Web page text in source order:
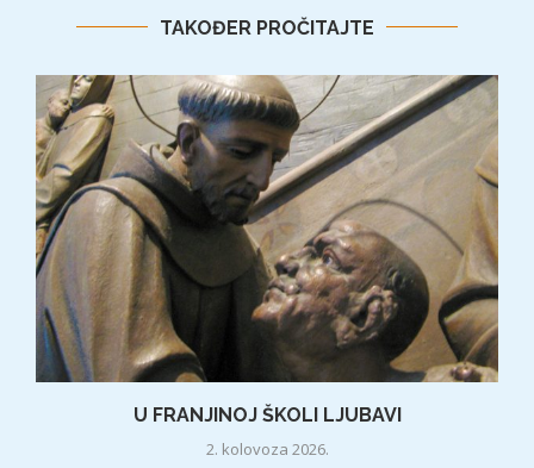
TAKOĐER PROČITAJTE
U FRANJINOJ ŠKOLI LJUBAVI
2. kolovoza 2026.